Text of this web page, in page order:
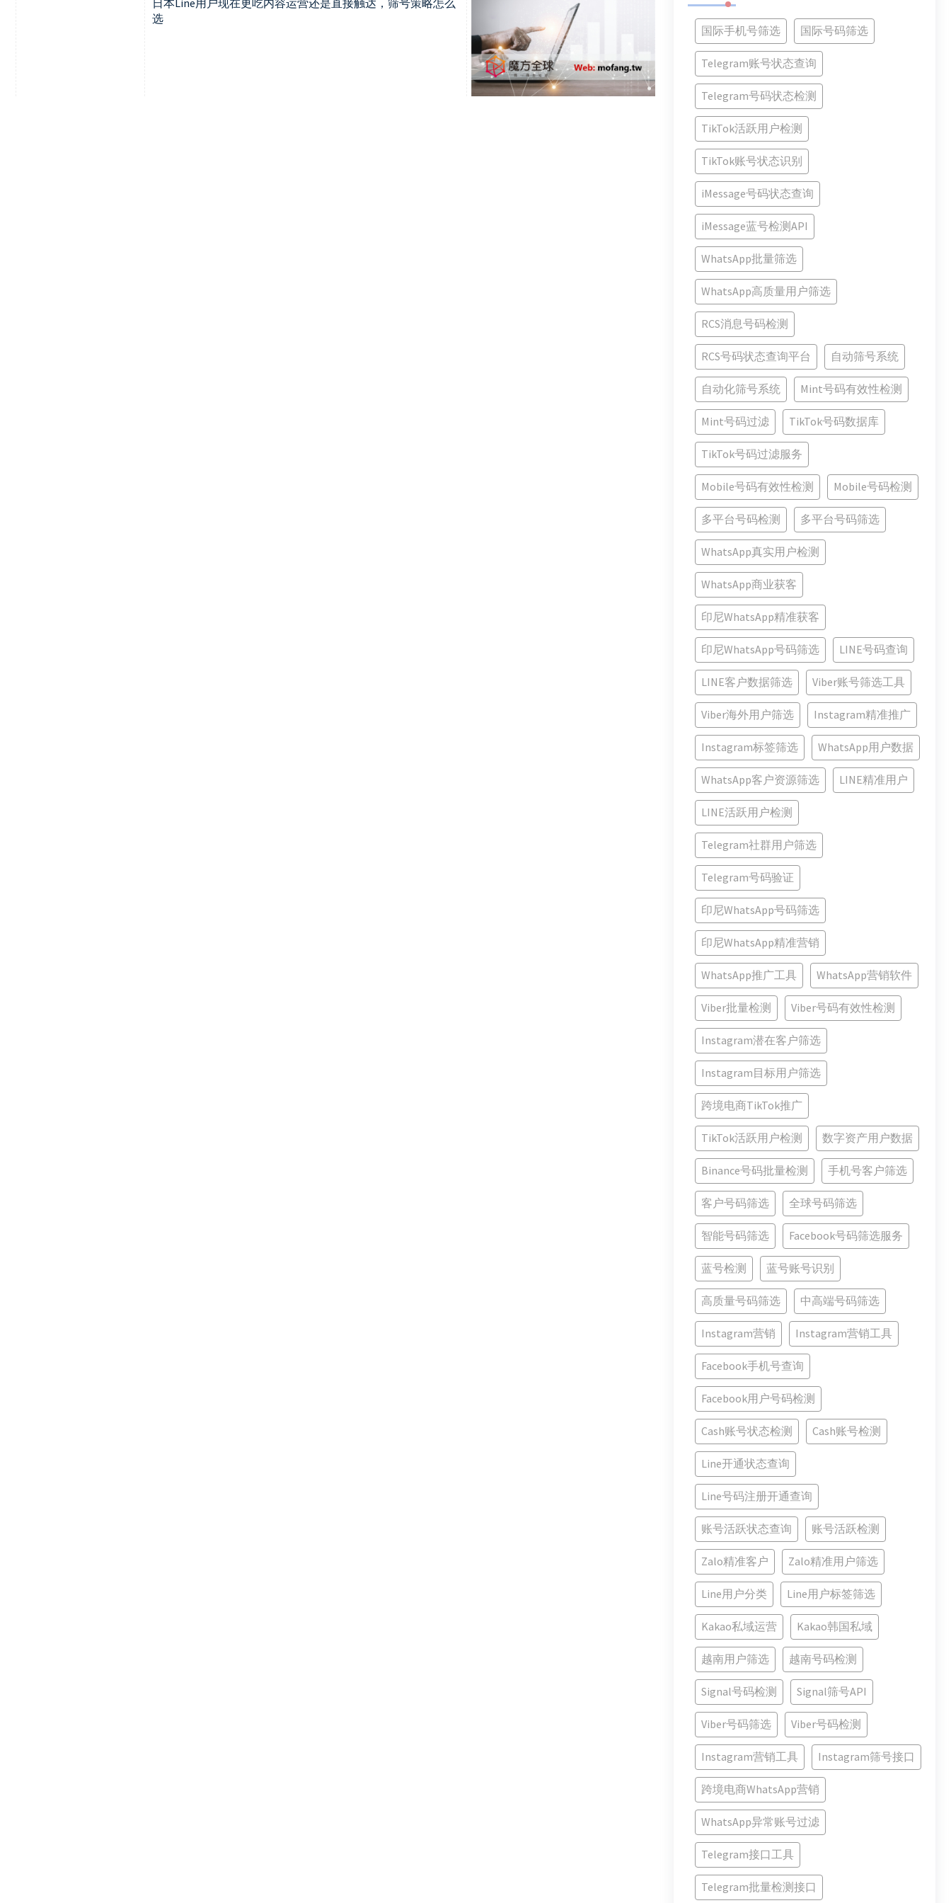
选
国际手机号筛选
国际号码筛选
Telegram账号状态查询
Telegram号码状态检测
TikTok活跃用户检测
TikTok账号状态识别
iMessage号码状态查询
iMessage蓝号检测API
WhatsApp批量筛选
WhatsApp高质量用户筛选
RCS消息号码检测
RCS号码状态查询平台 自动筛号系统
自动化筛号系统 Mint号码有效性检测
Mint号码过滤 TikTok号码数据库
TikTok号码过滤服务
Mobile号码有效性检测 Mobile号码检测
多平台号码检测 多平台号码筛选
WhatsApp真实用户检测
WhatsApp商业获客
印尼WhatsApp精准获客
印尼WhatsApp号码筛选 LINE号码查询
LINE客户数据筛选 Viber账号筛选工具
Viber海外用户筛选 Instagram精准推广
Instagram标签筛选 WhatsApp用户数据
WhatsApp客户资源筛选 LINE精准用户
LINE活跃用户检测
Telegram社群用户筛选
Telegram号码验证
印尼WhatsApp号码筛选
印尼WhatsApp精准营销
WhatsApp推广工具 WhatsApp营销软件
Viber批量检测 Viber号码有效性检测
Instagram潜在客户筛选
Instagram目标用户筛选
跨境电商TikTok推广
TikTok活跃用户检测 数字资产用户数据
Binance号码批量检测 手机号客户筛选
客户号码筛选 全球号码筛选
智能号码筛选 Facebook号码筛选服务
蓝号检测 蓝号账号识别
高质量号码筛选 中高端号码筛选
Instagram营销 Instagram营销工具
Facebook手机号查询
Facebook用户号码检测
Cash账号状态检测 Cash账号检测
Line开通状态查询
Line号码注册开通查询
账号活跃状态查询 账号活跃检测
Zalo精准客户 Zalo精准用户筛选
Line用户分类 Line用户标签筛选
Kakao私域运营 Kakao韩国私域
越南用户筛选 越南号码检测
Signal号码检测 Signal筛号API
Viber号码筛选 Viber号码检测
Instagram营销工具 Instagram筛号接口
跨境电商WhatsApp营销
WhatsApp异常账号过滤
Telegram接口工具
Telegram批量检测接口